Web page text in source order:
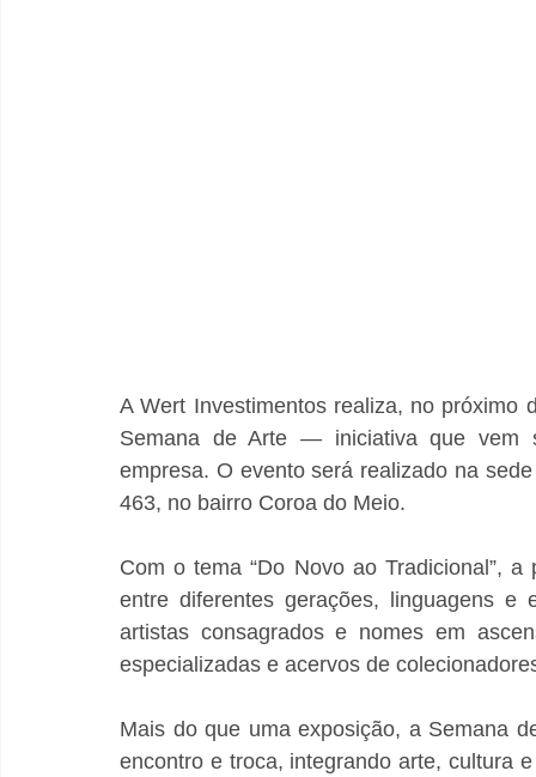
A Wert Investimentos realiza, no
Semana de Arte — iniciativa que vem
empresa. O evento será realizado na
463, no bairro Coroa do Meio.
Com o tema “Do Novo ao Tradicional”,
entre diferentes gerações, linguagens e
artistas consagrados e nomes em
especializadas e acervos de
Mais do que uma exposição, a Semana
encontro e troca, integrando arte, cultura